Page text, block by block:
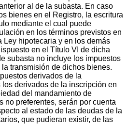
al de la subasta. En caso
bienes en el Registro, la escritura
mediante el cual puede
en los términos previstos en
Ley hipotecaria y en los demás
en el Título VI de dicha
subasta no incluye los impuestos
transmisión de dichos bienes.
derivados de la
derivados de la inscripción en
del mandamiento de
no preferentes, serán por cuenta
al estado de las deudas de la
que pudieran existir, de las